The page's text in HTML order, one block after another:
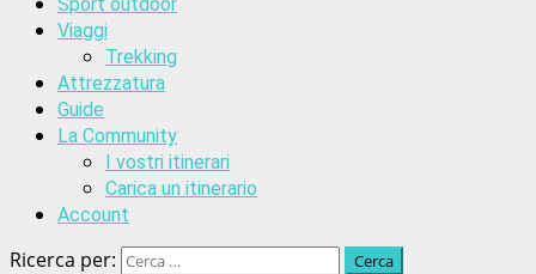
Viaggi
Trekking
Attrezzatura
Guide
La Community
I vostri itinerari
Carica un itinerario
Account
Ricerca per: